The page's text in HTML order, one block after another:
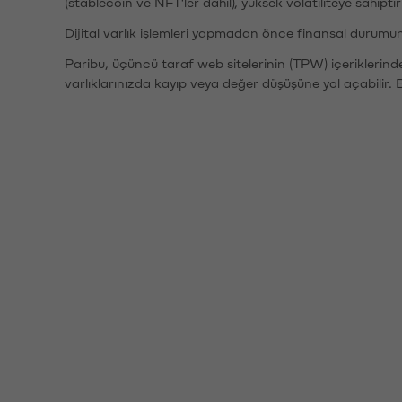
Dijital varlık işlemleri yapmadan önce finansal
Paribu, üçüncü taraf web sitelerinin (TPW)
varlıklarınızda kayıp veya değer düşüşüne yol